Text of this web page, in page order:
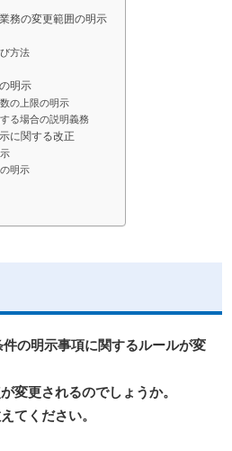
務の変更範囲の明示
方法
明示
の上限の明示
る場合の説明義務
に関する改正
明示
の明示事項に関するルールが変
変更されるのでしょうか。
てください。